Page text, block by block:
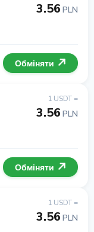
3.56 PLN
Обміняти
1 USDT =
3.56 PLN
Обміняти
1 USDT =
3.56 PLN